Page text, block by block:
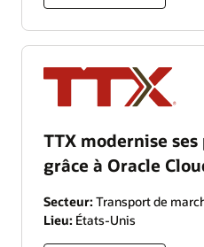
TTX modernise
grâce à Oracle
Secteur: Transport de
Lieu: États-Unis